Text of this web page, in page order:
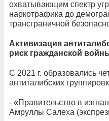
охватывающим спектр
наркотрафика до
трансграничной
Активизация
риск гражданской
С 2021 г. образовались
антиталибских
- «Правительство в
Амруллы Салеха